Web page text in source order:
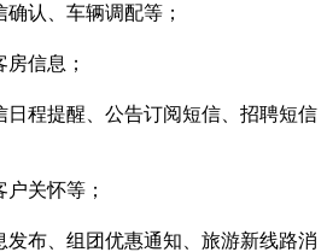
认、车辆调配等；
信息；
日程提醒、公告订阅短信、招聘短信
关怀等；
布、组团优惠通知、旅游新线路消